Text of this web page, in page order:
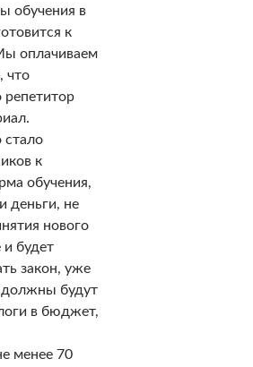
обучения в
к
оплачиваем
что
стало
к
обучения,
деньги, не
нового
и будет
закон, уже
должны будут
в бюджет,
менее 70